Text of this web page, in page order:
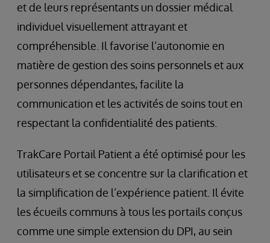
et de leurs représentants un dossier médical
individuel visuellement attrayant et
compréhensible. Il favorise l’autonomie en
matière de gestion des soins personnels et aux
personnes dépendantes, facilite la
communication et les activités de soins tout en
respectant la confidentialité des patients.
TrakCare Portail Patient a été optimisé pour les
utilisateurs et se concentre sur la clarification et
la simplification de l’expérience patient. Il évite
les écueils communs à tous les portails conçus
comme une simple extension du DPI, au sein